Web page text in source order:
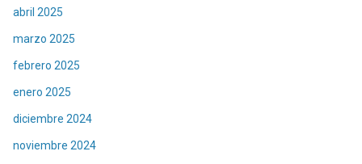
abril 2025
marzo 2025
febrero 2025
enero 2025
diciembre 2024
noviembre 2024